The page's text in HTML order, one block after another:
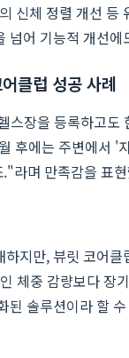
신체 정렬 개선
넘어 기능적 개선
클럽 성공 사례
스장을 등록하고
후에는 주변에서
라며 만족감을 표
지만, 뷰릿 코어
체중 감량보다
솔루션이라 할